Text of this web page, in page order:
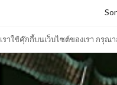
เราใช้คุ๊กกี้บนเว็บไซต์ของเรา กรุณ